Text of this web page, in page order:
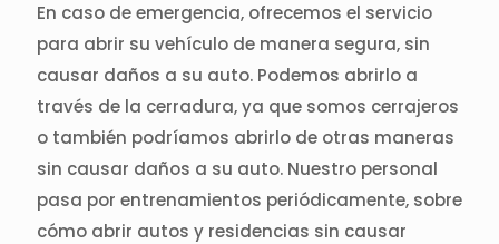
En caso de emergencia, ofrecemos el servicio
para abrir su vehículo de manera segura, sin
causar daños a su auto. Podemos abrirlo a
través de la cerradura, ya que somos cerrajeros
o también podríamos abrirlo de otras maneras
sin causar daños a su auto. Nuestro personal
pasa por entrenamientos periódicamente, sobre
cómo abrir autos y residencias sin causar